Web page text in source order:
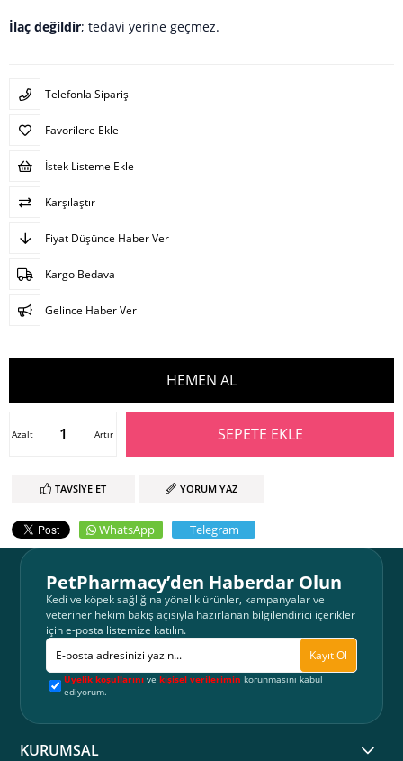
İlaç değildir; tedavi yerine geçmez.
Telefonla Sipariş
Favorilere Ekle
İstek Listeme Ekle
Karşılaştır
Fiyat Düşünce Haber Ver
Kargo Bedava
Gelince Haber Ver
Artır
Azalt
TAVSIYE ET YORUM YAZ
WhatsApp Telegram
PetPharmacy’den Haberdar Olun
Kedi ve köpek sağlığına yönelik ürünler, kampanyalar ve
veteriner hekim bakış açısıyla hazırlanan bilgilendirici içerikler
için e-posta listemize katılın.
Kayıt Ol
Üyelik koşullarınıve kişisel verilerimin korunmasını kabul
ediyorum.
KURUMSAL